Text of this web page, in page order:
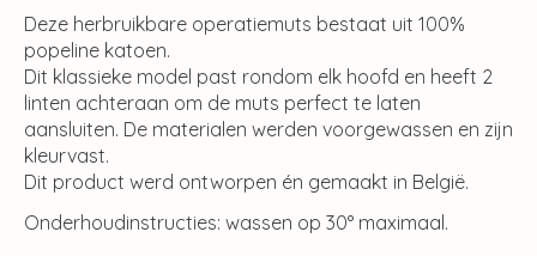
Deze herbruikbare operatiemuts bestaat uit 100%
popeline katoen.
Dit klassieke model past rondom elk hoofd en heeft 2
linten achteraan om de muts perfect te laten
aansluiten. De materialen werden voorgewassen en zijn
kleurvast.
Dit product werd ontworpen én gemaakt in België.
Onderhoudinstructies: wassen op 30° maximaal.